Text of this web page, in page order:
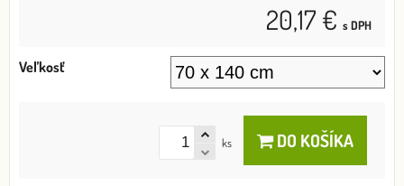
20,17 € s DPH
Veľkosť
ks DO KOŠÍKA